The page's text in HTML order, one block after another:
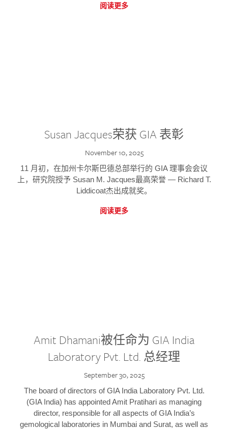
阅读更多
Susan Jacques荣获 GIA 表彰
November 10, 2025
11 月初，在加州卡尔斯巴德总部举行的 GIA 理事会会议
上，研究院授予 Susan M. Jacques最高荣誉 — Richard T.
Liddicoat杰出成就奖。
阅读更多
Amit Dhamani被任命为 GIA India
Laboratory Pvt. Ltd. 总经理
September 30, 2025
The board of directors of GIA India Laboratory Pvt. Ltd.
(GIA India) has appointed Amit Pratihari as managing
director, responsible for all aspects of GIA India’s
gemological laboratories in Mumbai and Surat, as well as